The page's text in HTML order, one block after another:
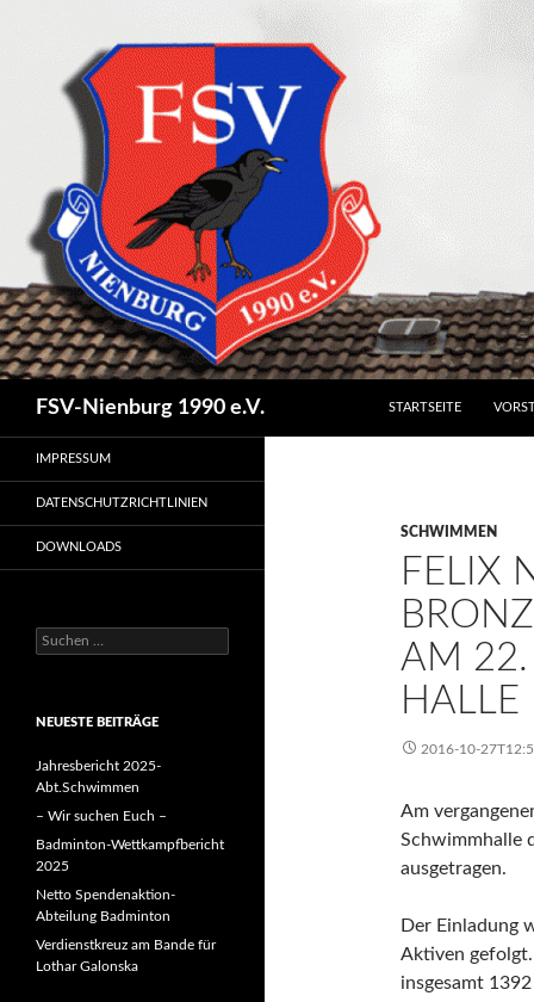
FSV-Nienburg 1990 e.V.
STARTSEITE
SCHWIMMEN
FELIX
AM
HALLE
2016-10-
Am
Schwimmhalle
ausgetragen.
Der Einladung
Aktiven
insgesamt
IMPRESSUM
DATENSCHUTZRICHTLINIEN
DOWNLOADS
Suchen
nach:
NEUESTE BEITRÄGE
Jahresbericht 2025-
Abt.Schwimmen
– Wir suchen Euch –
Badminton-Wettkampfbericht
2025
Netto Spendenaktion-
Abteilung Badminton
Verdienstkreuz am Bande für
Lothar Galonska